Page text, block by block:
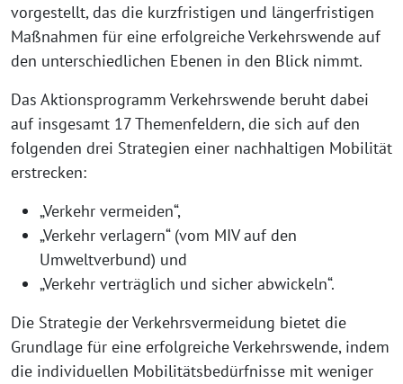
vorgestellt, das die kurzfristigen und längerfristigen
Maßnahmen für eine erfolgreiche Verkehrswende auf
den unterschiedlichen Ebenen in den Blick nimmt.
Das Aktionsprogramm Verkehrswende beruht dabei
auf insgesamt 17 Themenfeldern, die sich auf den
folgenden drei Strategien einer nachhaltigen Mobilität
erstrecken:
„Verkehr vermeiden“,
„Verkehr verlagern“ (vom MIV auf den
Umweltverbund) und
„Verkehr verträglich und sicher abwickeln“.
Die Strategie der Verkehrsvermeidung bietet die
Grundlage für eine erfolgreiche Verkehrswende, indem
die individuellen Mobilitätsbedürfnisse mit weniger